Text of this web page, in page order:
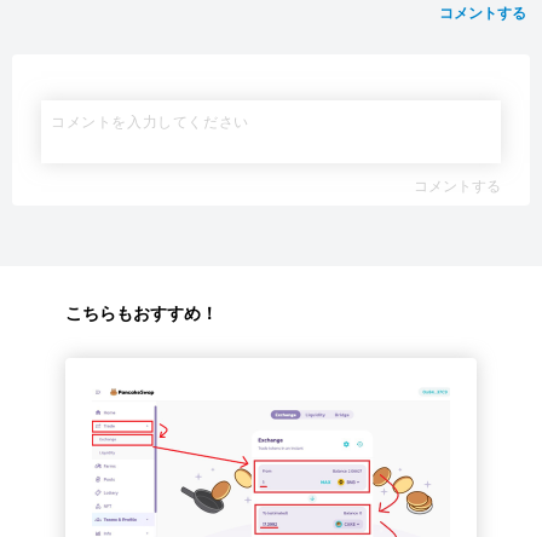
コメントする
コメントする
こちらもおすすめ！